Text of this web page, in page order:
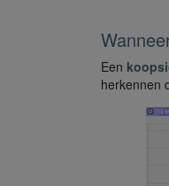
Een
herkennen